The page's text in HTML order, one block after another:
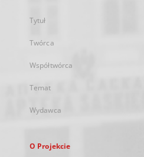
Tytuł
Twórca
Współtwórca
Temat
Wydawca
O Projekcie